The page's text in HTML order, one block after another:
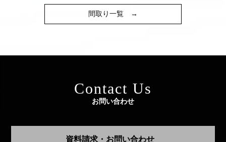
間取り一覧 →
Contact Us
お問い合わせ
資料請求・お問い合わせ